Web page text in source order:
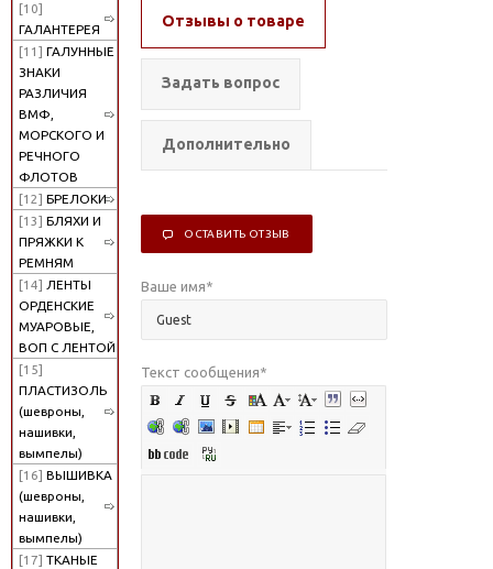
[10]
ГАЛАНТЕРЕЯ
[11] ГАЛУННЫЕ
ЗНАКИ
РАЗЛИЧИЯ
ВМФ,
МОРСКОГО И
РЕЧНОГО
ФЛОТОВ
[12] БРЕЛОКИ
[13] БЛЯХИ И
ПРЯЖКИ К
РЕМНЯМ
[14] ЛЕНТЫ
ОРДЕНСКИЕ
МУАРОВЫЕ,
ВОП С ЛЕНТОЙ
[15]
ПЛАСТИЗОЛЬ
(шевроны,
нашивки,
вымпелы)
[16] ВЫШИВКА
(шевроны,
нашивки,
вымпелы)
[17] ТКАНЫЕ
Отзывы о товаре
Задать вопрос
Дополнительно
ОСТАВИТЬ ОТЗЫВ
Ваше имя*
Текст сообщения*